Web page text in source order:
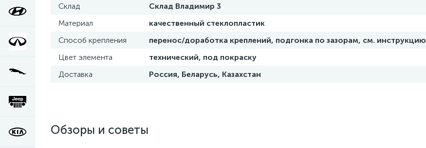
Склад
Склад Владимир 3
Материал
качественный стеклопластик
Способ крепления
перенос/доработка креплений, подгонка по зазорам, см. инструкцию
Цвет элемента
технический, под покраску
Доставка
Россия, Беларусь, Казахстан
Обзоры и советы